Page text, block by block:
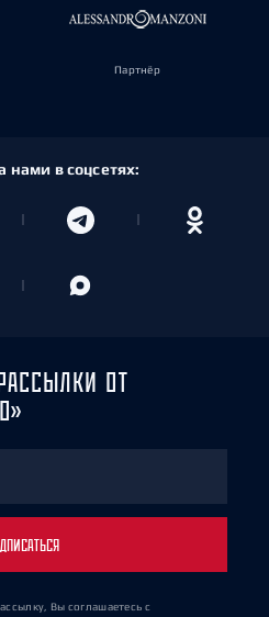
Партнёр
нами в соцсетях:
ОТ
Вы соглашаетесь с